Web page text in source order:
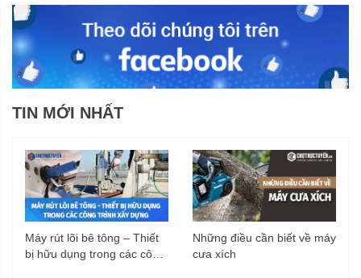
TIN MỚI NHẤT
Máy rút lõi bê tông – Thiết
bị hữu dụng trong các công
Những điều cần biết về máy
cưa xích